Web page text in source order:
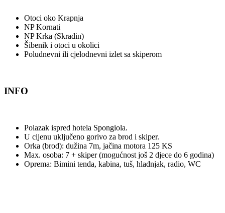
Otoci oko Krapnja
NP Kornati
NP Krka (Skradin)
Šibenik i otoci u okolici
Poludnevni ili cjelodnevni izlet sa skiperom
INFO
Polazak ispred hotela Spongiola.
U cijenu uključeno gorivo za brod i skiper.
Orka (brod): dužina 7m, jačina motora 125 KS
Max. osoba: 7 + skiper (mogućnost još 2 djece do 6 godina)
Oprema: Bimini tenda, kabina, tuš, hladnjak, radio, WC